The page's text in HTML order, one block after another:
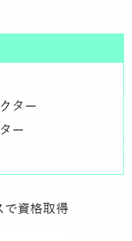
ター
ー
で資格取得